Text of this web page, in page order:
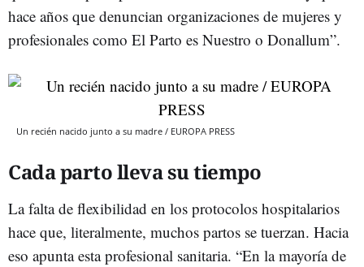
hace años que denuncian organizaciones de mujeres y
profesionales como El Parto es Nuestro o Donallum”.
Un recién nacido junto a su madre / EUROPA PRESS
Cada parto lleva su tiempo
La falta de flexibilidad en los protocolos hospitalarios
hace que, literalmente, muchos partos se tuerzan. Hacia
eso apunta esta profesional sanitaria. “En la mayoría de